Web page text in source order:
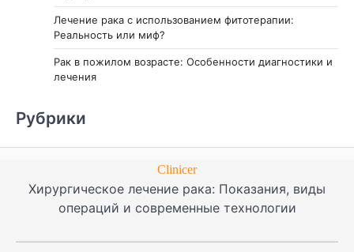
Лечение рака с использованием фитотерапии:
Реальность или миф?
Рак в пожилом возрасте: Особенности диагностики и
лечения
Рубрики
Clinicer
Хирургическое лечение рака: Показания, виды
операций и современные технологии